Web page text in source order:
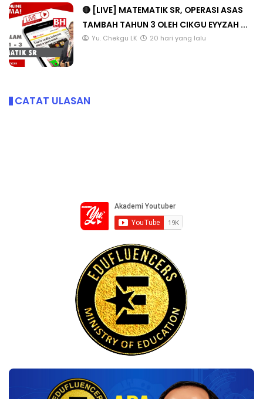
🔴 [LIVE] MATEMATIK SR, OPERASI ASAS
TAMBAH TAHUN 3 OLEH CIKGU EYYZAH ...
Yu. Chekgu LK 20 hari yang lalu
CATAT ULASAN